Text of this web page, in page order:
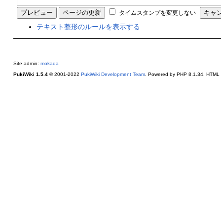
タイムスタンプを変更しない
テキスト整形のルールを表示する
Site admin: mokada
PukiWiki 1.5.4© 2001-2022 PukiWiki Development Team. Powered by PHP 8.1.34. HTML